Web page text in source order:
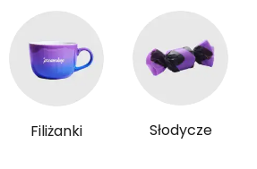
Filiżanki Słodycze